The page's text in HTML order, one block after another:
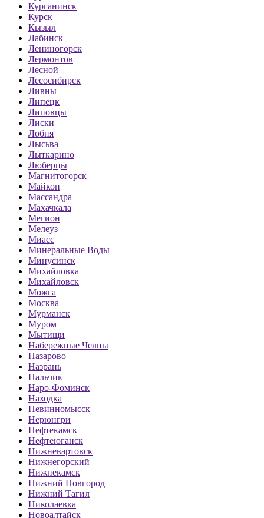
Курганинск
Курск
Кызыл
Лабинск
Лениногорск
Лермонтов
Лесной
Лесосибирск
Ливны
Липецк
Липовцы
Лиски
Лобня
Лысьва
Лыткарино
Люберцы
Магнитогорск
Майкоп
Массандра
Махачкала
Мегион
Мелеуз
Миасс
Минеральные Воды
Минусинск
Михайловка
Михайловск
Можга
Москва
Мурманск
Муром
Мытищи
Набережные Челны
Назарово
Назрань
Нальчик
Наро-Фоминск
Находка
Невинномысск
Нерюнгри
Нефтекамск
Нефтеюганск
Нижневартовск
Нижнегорский
Нижнекамск
Нижний Новгород
Нижний Тагил
Николаевка
Новоалтайск